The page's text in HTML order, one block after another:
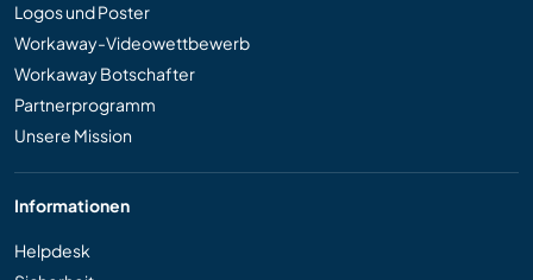
Logos und Poster
Workaway-Videowettbewerb
Workaway Botschafter
Partnerprogramm
Unsere Mission
Informationen
Helpdesk